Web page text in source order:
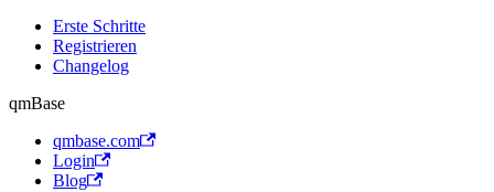
Erste Schritte
Registrieren
Changelog
qmBase
qmbase.com
Login
Blog